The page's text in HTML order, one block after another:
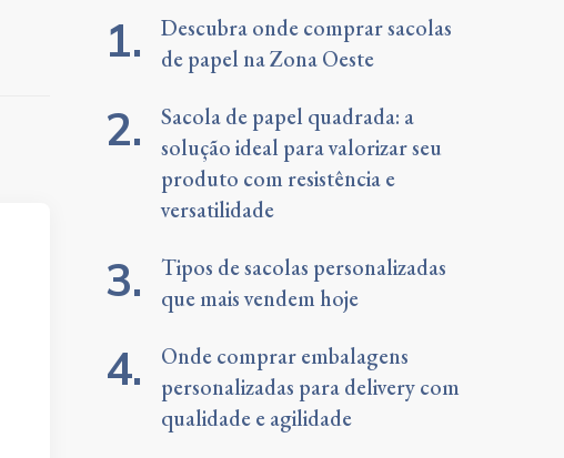
Descubra onde comprar sacolas
de papel na Zona Oeste
Sacola de papel quadrada: a
solução ideal para valorizar seu
produto com resistência e
versatilidade
Tipos de sacolas personalizadas
que mais vendem hoje
Onde comprar embalagens
personalizadas para delivery com
qualidade e agilidade